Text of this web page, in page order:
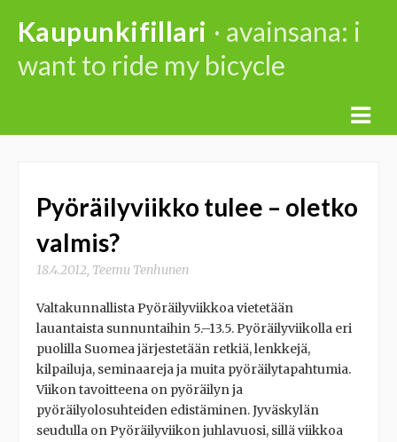
content
Kaupunkifillari · avainsana: i
want to ride my bicycle
Pyöräilyviikko tulee – oletko
valmis?
18.4.2012, Teemu Tenhunen
Valtakunnallista Pyöräilyviikkoa vietetään
lauantaista sunnuntaihin 5.–13.5. Pyöräilyviikolla eri
puolilla Suomea järjestetään retkiä, lenkkejä,
kilpailuja, seminaareja ja muita pyöräilytapahtumia.
Viikon tavoitteena on pyöräilyn ja
pyöräilyolosuhteiden edistäminen. Jyväskylän
seudulla on Pyöräilyviikon juhlavuosi, sillä viikkoa